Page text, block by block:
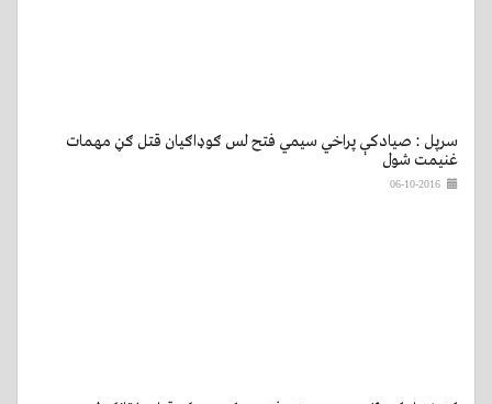
سرپل : صیادکې پراخي سیمي فتح لس ګوډاګيان قتل ګڼ مهمات
غنیمت شول
06-10-2016